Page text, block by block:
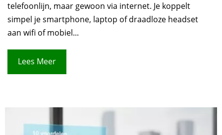
telefoonlijn, maar gewoon via internet. Je koppelt
simpel je smartphone, laptop of draadloze headset
aan wifi of mobiel...
Lees Meer